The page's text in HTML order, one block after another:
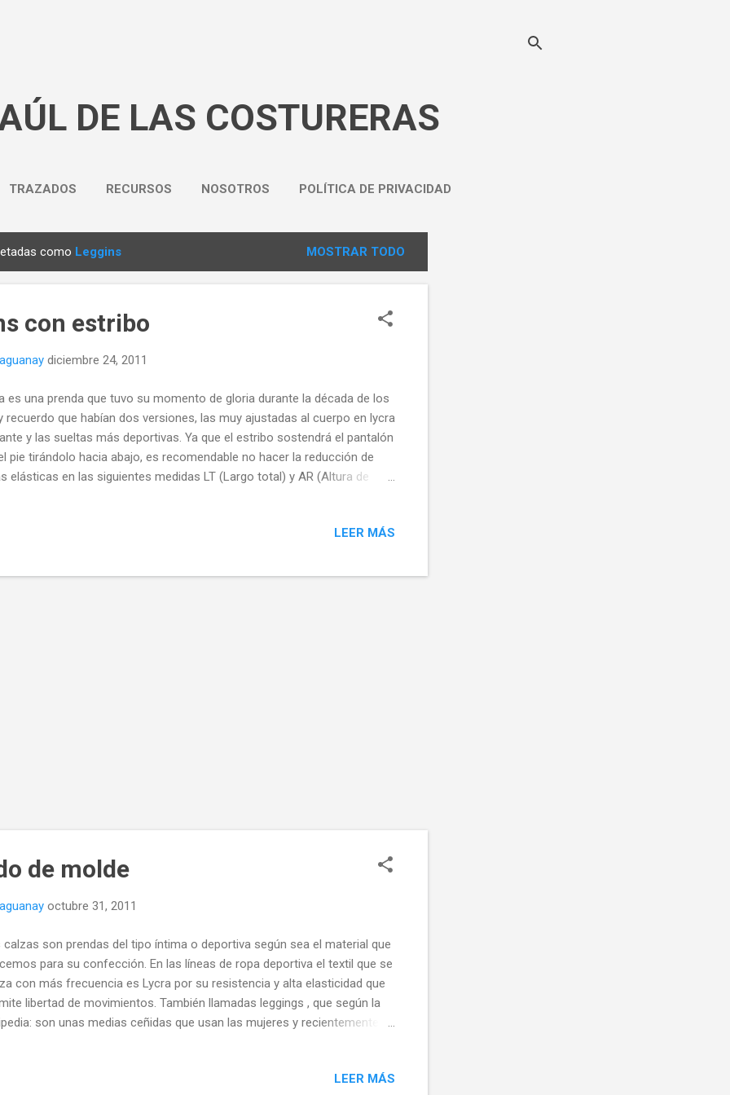
DE LAS COSTURERAS
TRAZADOS RECURSOS NOSOTROS POLÍTICA DE PRIVACIDAD
como Leggins MOSTRAR TODO
con estribo
diciembre 24, 2011
es una prenda que tuvo su momento de gloria durante la década de los
recuerdo que habían dos versiones, las muy ajustadas al cuerpo en lycra
y las sueltas más deportivas. Ya que el estribo sostendrá el pantalón
pie tirándolo hacia abajo, es recomendable no hacer la reducción de
elásticas en las siguientes medidas LT (Largo total) y AR (Altura de
hacia abajo la medida 13 cm y trazar una horizontal. Prolongar la línea
ambos lados llevar las medidas de los Puntos 4-7 y 4-7', marcar los
LEER MÁS
de molde
octubre 31, 2011
calzas son prendas del tipo íntima o deportiva según sea el material que
para su confección. En las líneas de ropa deportiva el textil que se
con más frecuencia es Lycra por su resistencia y alta elasticidad que
libertad de movimientos. También llamadas leggings , que según la
son unas medias ceñidas que usan las mujeres y recientemente
alto y grande acompañado de abrigos y sweaters bajos. El modelo
LEER MÁS